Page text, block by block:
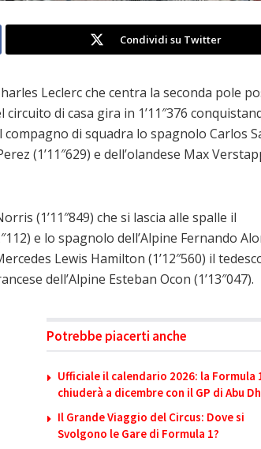
Condividi su Twitter
Leclerc che centra la seconda pole
di casa gira in 1’11″376
di squadra lo spagnolo Carlos
(1’11″629) e dell’olandese Max
(1’11″849) che si lascia alle spalle il
e lo spagnolo dell’Alpine Fernando
Lewis Hamilton (1’12″560) il
dell’Alpine Esteban Ocon (1’13″047).
Potrebbe piacerti anche
Ufficiale il calendario 2026: la Formula
chiuderà a dicembre con il GP di Abu
Il Grande Viaggio del Circus: Dove si
Svolgono le Gare di Formula 1?